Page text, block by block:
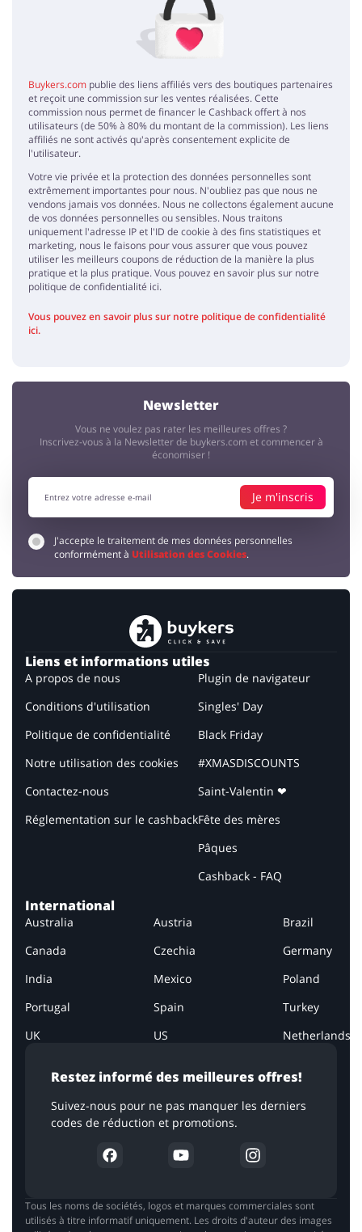
Buykers.com publie des liens affiliés vers des boutiques partenaires
et reçoit une commission sur les ventes réalisées. Cette
commission nous permet de financer le Cashback offert à nos
utilisateurs (de 50% à 80% du montant de la commission). Les liens
affiliés ne sont activés qu'après consentement explicite de
l'utilisateur.
Votre vie privée et la protection des données personnelles sont
extrêmement importantes pour nous. N'oubliez pas que nous ne
vendons jamais vos données. Nous ne collectons également aucune
de vos données personnelles ou sensibles. Nous traitons
uniquement l'adresse IP et l'ID de cookie à des fins statistiques et
marketing, nous le faisons pour vous assurer que vous pouvez
utiliser les meilleurs coupons de réduction de la manière la plus
pratique et la plus pratique. Vous pouvez en savoir plus sur notre
politique de confidentialité ici.
Vous pouvez en savoir plus sur notre politique de confidentialité
ici.
Newsletter
Vous ne voulez pas rater les meilleures offres ?
Inscrivez-vous à la Newsletter de buykers.com et commencer à
économiser !
Je m'inscris
J'accepte le traitement de mes données personnelles
conformément à Utilisation des Cookies.
Restez informé des meilleures offres!
Suivez-nous pour ne pas manquer les derniers
codes de réduction et promotions.
Liens et informations utiles
A propos de nous
Conditions d'utilisation
Politique de confidentialité
Notre utilisation des cookies
Contactez-nous
Réglementation sur le cashback
Plugin de navigateur
Singles' Day
Black Friday
#XMASDISCOUNTS
Saint-Valentin ❤
Fête des mères
Pâques
Cashback - FAQ
International
Australia Austria
Brazil
Canada
Czechia
Germany
India
Mexico
Poland
Portugal
Spain
Turkey
UK
US Netherlands
Tous les noms de sociétés, logos et marques commerciales sont
utilisés à titre informatif uniquement. Les droits d'auteur des images